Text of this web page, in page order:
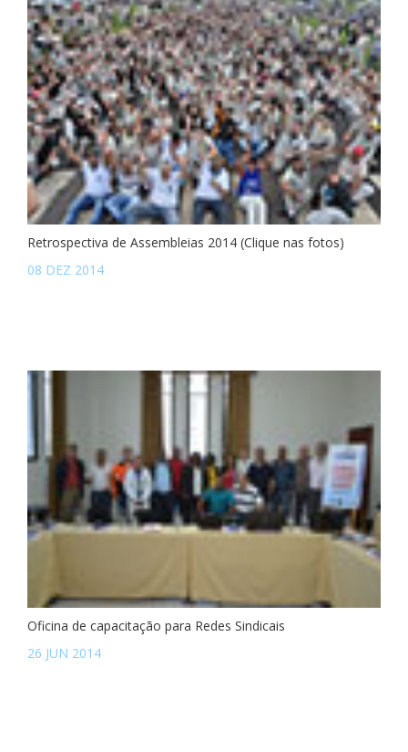
Retrospectiva de Assembleias 2014 (Clique nas fotos)
08 DEZ 2014
Oficina de capacitação para Redes Sindicais
26 JUN 2014